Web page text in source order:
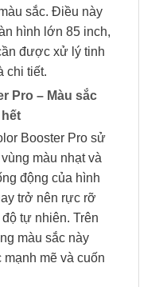
sắc. Điều này
hình lớn 85 inch,
được xử lý tinh
chi tiết.
Pro – Màu sắc
Booster Pro sử
màu nhạt và
động của hình
trở nên rực rỡ
tự nhiên. Trên
màu sắc này
mẽ và cuốn